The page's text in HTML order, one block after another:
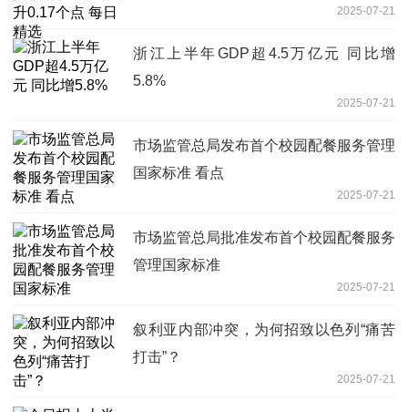
2025-07-21
浙江上半年GDP超4.5万亿元 同比增
5.8%
2025-07-21
市场监管总局发布首个校园配餐服务管理
国家标准 看点
2025-07-21
市场监管总局批准发布首个校园配餐服务
管理国家标准
2025-07-21
叙利亚内部冲突，为何招致以色列“痛苦
打击”？
2025-07-21